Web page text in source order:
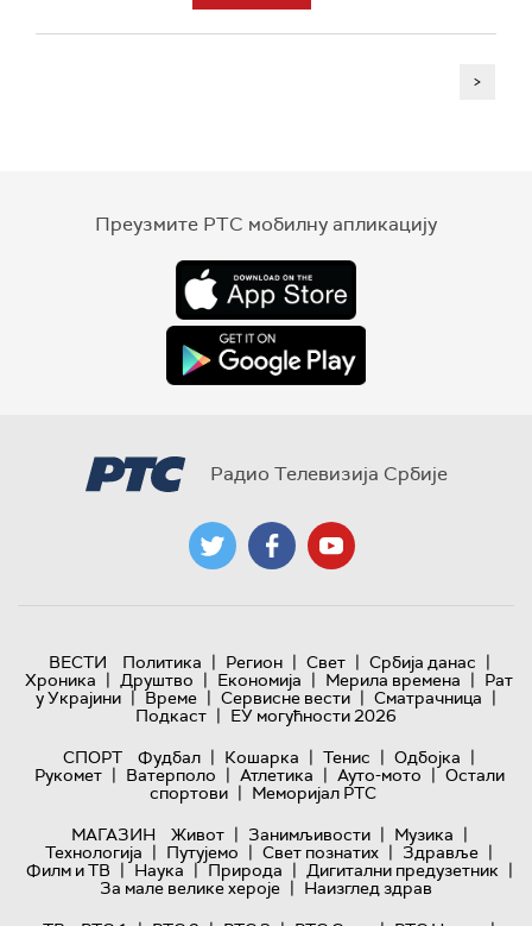
>
Преузмите РТС мобилну апликацију
Радио Телевизија Србије
ВЕСТИ Политика | Регион | Свет | Србија данас |
Хроника | Друштво | Економија | Мерила времена | Рат
у Украјини | Време | Сервисне вести | Сматрачница |
Подкаст | ЕУ могућности 2026
СПОРТ
Фудбал | Кошарка | Тенис | Одбојка |
Рукомет | Ватерполо | Атлетика | Ауто-мото | Остали
спортови | Меморијал РТС
МАГАЗИН
Живот | Занимљивости | Музика |
Технологијa | Путујемо | Свет познатих | Здравље |
Филм и ТВ | Наука | Природа | Дигитални предузетник |
За мале велике хероје | Наизглед здрав